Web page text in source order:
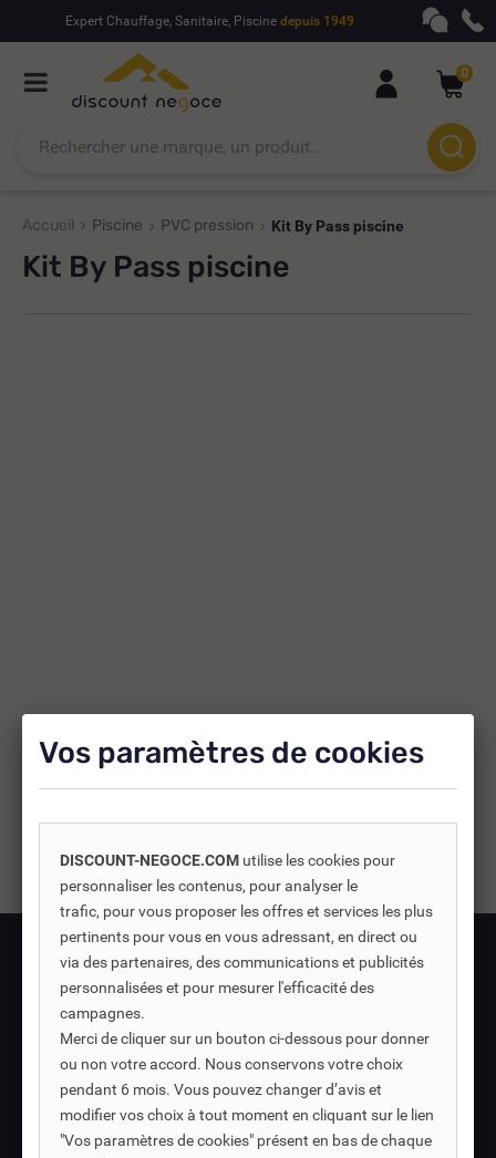
Expert Chauffage, Sanitaire, Piscine depuis 1949
0
Accueil Piscine PVC pression Kit By Pass piscine
Kit By Pass piscine
Livraison à domicile
Livraison en point relais
Retrait en magasin
Paiement sécurisé
Paiement 4 fois sans frais
à partir de 30 €
Vos paramètres de cookies
DISCOUNT-NEGOCE.COM utilise les cookies pour
personnaliser les contenus, pour analyser le
trafic, pour vous proposer les offres et services les plus
pertinents pour vous en vous adressant, en direct ou
via des partenaires, des communications et publicités
personnalisées et pour mesurer l'efficacité des
campagnes.
Merci de cliquer sur un bouton ci-dessous pour donner
ou non votre accord. Nous conservons votre choix
pendant 6 mois. Vous pouvez changer d’avis et
modifier vos choix à tout moment en cliquant sur le lien
"Vos paramètres de cookies" présent en bas de chaque